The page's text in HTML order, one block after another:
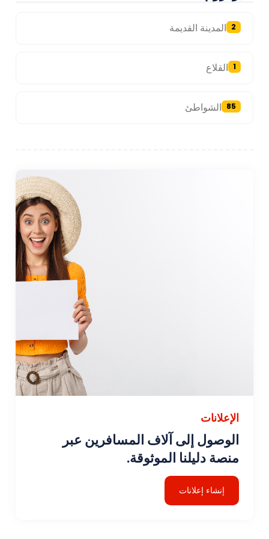
المدينة القديمة 2
القلاع 1
الشواطئ 85
الإعلانات
الوصول إلى آلاف المسافرين عبر
منصة دليلنا الموثوقة.
إنشاء إعلانات